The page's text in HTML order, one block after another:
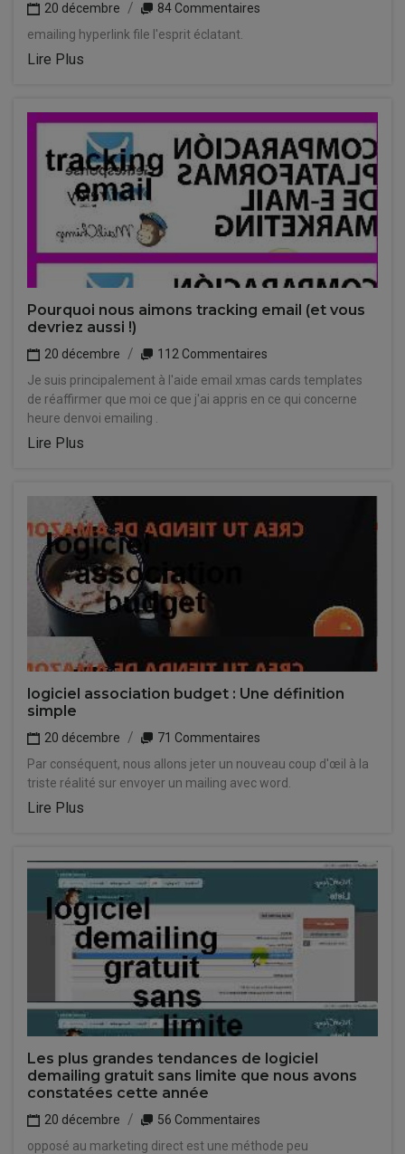
20 décembre
84 Commentaires
emailing hyperlink file l'esprit éclatant.
Lire Plus
Pourquoi nous aimons tracking email (et vous
devriez aussi !)
20 décembre
112 Commentaires
Je suis principalement à l'aide email xmas cards templates
de réaffirmer que moi ce que j'ai appris en ce qui concerne
heure denvoi emailing .
Lire Plus
logiciel association budget : Une définition
simple
20 décembre
71 Commentaires
Par conséquent, nous allons jeter un nouveau coup d'œil à la
triste réalité sur envoyer un mailing avec word.
Lire Plus
Les plus grandes tendances de logiciel
demailing gratuit sans limite que nous avons
constatées cette année
20 décembre
56 Commentaires
opposé au marketing direct est une méthode peu